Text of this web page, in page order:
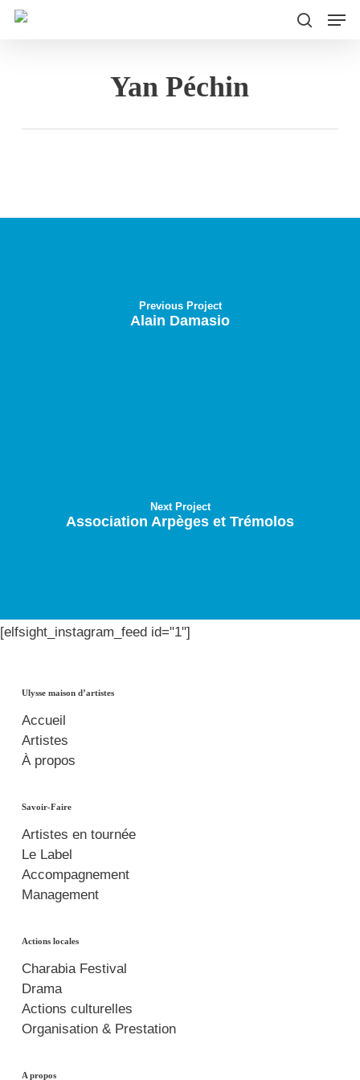
Skip
Yan Péchin
Previous Project
Alain Damasio
Next Project
Association Arpèges et Trémolos
[elfsight_instagram_feed id="1"]
Ulysse maison d’artistes
Accueil
Artistes
À propos
Savoir-Faire
Artistes en tournée
Le Label
Accompagnement
Management
Actions locales
Charabia Festival
Drama
Actions culturelles
Organisation & Prestation
A propos